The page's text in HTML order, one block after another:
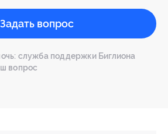
Задать вопрос
служба поддержки Биглиона
вопрос